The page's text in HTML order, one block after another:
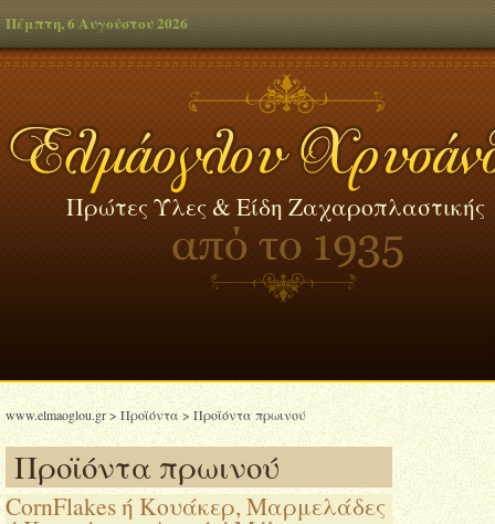
Πέμπτη, 6 Αυγούστου 2026
Πρώτες Ύλες & Είδη Ζαχαροπλαστικής
www.elmaoglou.gr>Προϊόντα>Προϊόντα πρωινού
Προϊόντα πρωινού
CornFlakes ή Κουάκερ, Μαρμελάδες